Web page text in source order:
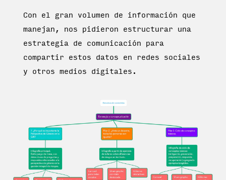
Con el gran volumen de información que
manejan, nos pidieron estructurar una
estrategia de comunicación para
compartir estos datos en redes sociales
y otros medios digitales.